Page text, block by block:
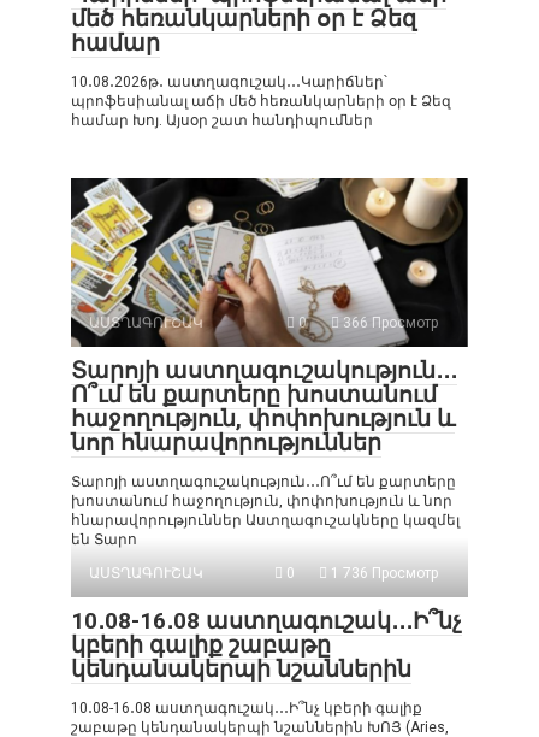
մեծ հեռանկարների օր է Ձեզ
համար
10․08․2026թ․ աստղագուշակ․․․Կարիճներ՝
պրոֆեսիանալ աճի մեծ հեռանկարների օր է Ձեզ
համար Խոյ. Այսօր շատ հանդիպումներ
ԱՍՏՂԱԳՈՒՇԱԿ 0 366 Просмотр
Տարոյի աստղագուշակություն․․․
Ո՞ւմ են քարտերը խոստանում
հաջողություն, փոփոխություն և
նոր հնարավորություններ
Տարոյի աստղագուշակություն․․․Ո՞ւմ են քարտերը
խոստանում հաջողություն, փոփոխություն և նոր
հնարավորություններ Աստղագուշակները կազմել
են Տարո
ԱՍՏՂԱԳՈՒՇԱԿ
0 1 736 Просмотр
10․08-16․08 աստղագուշակ․․․Ի՞նչ
կբերի գալիք շաբաթը
կենդանակերպի նշաններին
10․08-16․08 աստղագուշակ․․․Ի՞նչ կբերի գալիք
շաբաթը կենդանակերպի նշաններին ԽՈՅ (Aries,